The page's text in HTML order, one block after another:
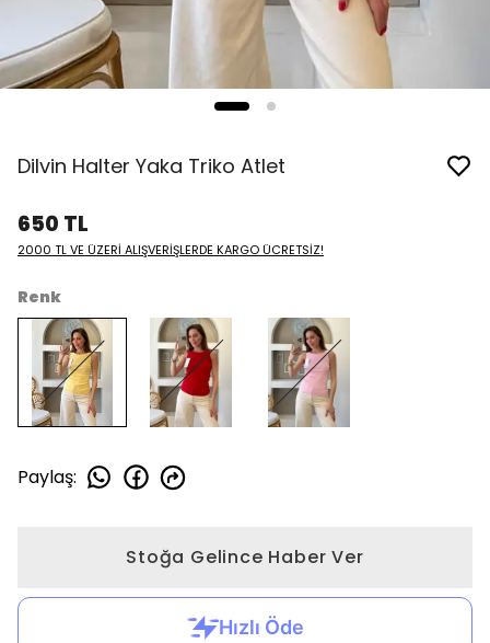
Dilvin Halter Yaka Triko Atlet
650 TL
2000 TL VE ÜZERİ ALIŞVERİŞLERDE KARGO ÜCRETSİZ!
Renk
Paylaş:
Stoğa Gelince Haber Ver